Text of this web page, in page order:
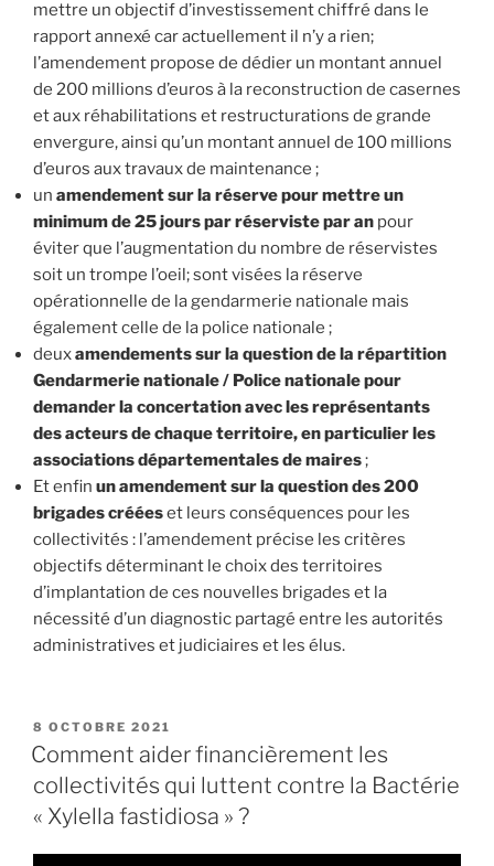
mettre un objectif d’investissement chiffré dans le
rapport annexé car actuellement il n’y a rien;
l’amendement propose de dédier un montant annuel
de 200 millions d’euros à la reconstruction de casernes
et aux réhabilitations et restructurations de grande
envergure, ainsi qu’un montant annuel de 100 millions
d’euros aux travaux de maintenance ;
un amendement sur la réserve pour mettre un
minimum de 25 jours par réserviste par an pour
éviter que l’augmentation du nombre de réservistes
soit un trompe l’oeil; sont visées la réserve
opérationnelle de la gendarmerie nationale mais
également celle de la police nationale ;
deuxamendements sur la question de la répartition
Gendarmerie nationale / Police nationale pour
demander la concertation avec les représentants
des acteurs de chaque territoire, en particulier les
associations départementales de maires;
Et enfin un amendement sur la question des 200
brigades crééeset leurs conséquences pour les
collectivités : l’amendement précise les critères
objectifs déterminant le choix des territoires
d’implantation de ces nouvelles brigades et la
nécessité d’un diagnostic partagé entre les autorités
administratives et judiciaires et les élus.
PUBLIÉ
LE
8 OCTOBRE 2021
Comment aider financièrement les
collectivités qui luttent contre la Bactérie
« Xylella fastidiosa » ?